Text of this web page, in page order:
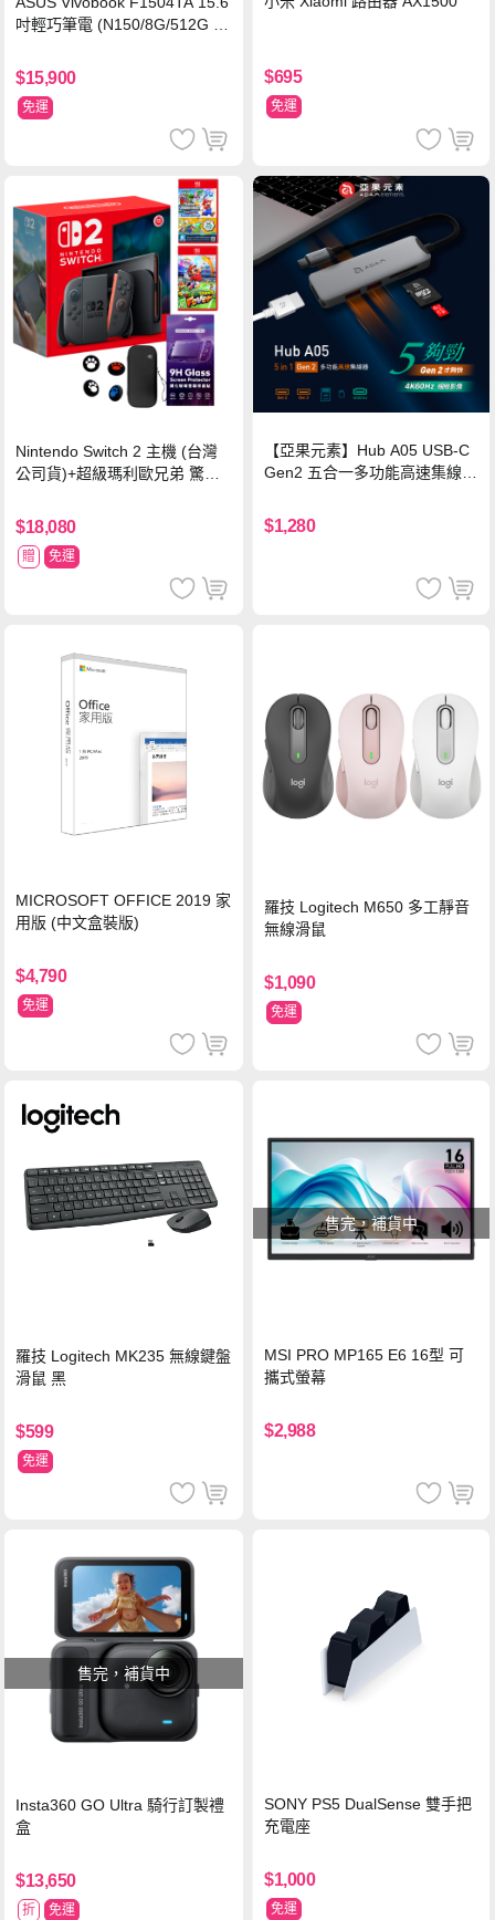
吋輕巧筆電 (N150/8G/512G S
$15,900
免運
$695
免運
Nintendo Switch 2 主機 (台灣
公司貨)+超級瑪利歐兄弟 驚奇
球 狂熱 中文版
$18,080
贈 免運
【亞果元素】Hub A05 USB-C
Gen2 五合一多功能高速集線
$1,280
MICROSOFT OFFICE 2019 家
用版 (中文盒裝版)
$4,790
免運
羅技 Logitech M650 多工靜音
無線滑鼠
$1,090
免運
羅技 Logitech MK235 無線鍵盤
滑鼠 黑
$599
免運
售完，補貨中
MSI PRO MP165 E6 16型 可
攜式螢幕
$2,988
售完，補貨中
Insta360 GO Ultra 騎行訂製禮
盒
$13,650
折 免運
SONY PS5 DualSense 雙手把
充電座
$1,000
免運